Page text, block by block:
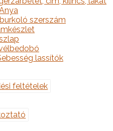
szerszám
lassítók
feltételek